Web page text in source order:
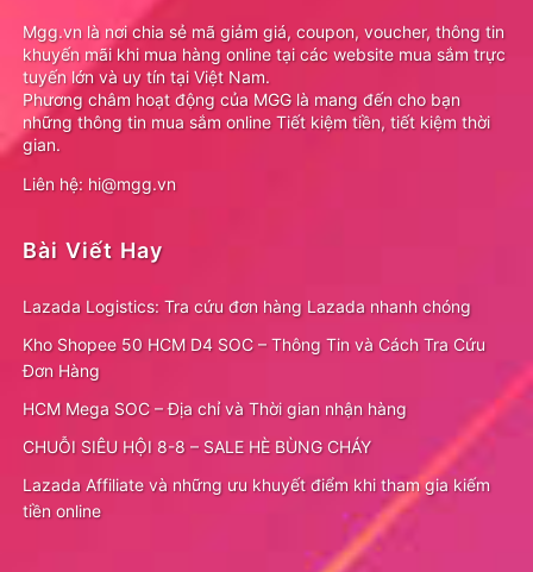
Mgg.vn là nơi chia sẻ mã giảm giá, coupon, voucher, thông tin
khuyến mãi khi mua hàng online tại các website mua sắm trực
tuyến lớn và uy tín tại Việt Nam.
Phương châm hoạt động của MGG là mang đến cho bạn
những thông tin mua sắm online Tiết kiệm tiền, tiết kiệm thời
gian.
Liên hệ: hi@mgg.vn
Bài Viết Hay
Lazada Logistics: Tra cứu đơn hàng Lazada nhanh chóng
Kho Shopee 50 HCM D4 SOC – Thông Tin và Cách Tra Cứu
Đơn Hàng
HCM Mega SOC – Địa chỉ và Thời gian nhận hàng
CHUỖI SIÊU HỘI 8-8 – SALE HÈ BÙNG CHÁY
Lazada Affiliate và những ưu khuyết điểm khi tham gia kiếm
tiền online